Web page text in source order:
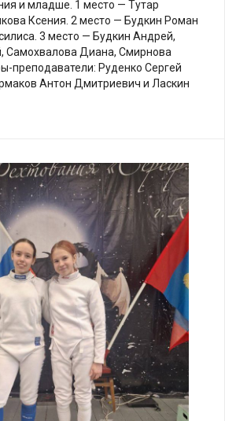
и младше. 1 место — Тутар
Ксения. 2 место — Будкин Роман
3 место — Будкин Андрей,
Самохвалова Диана, Смирнова
преподаватели: Руденко Сергей
Антон Дмитриевич и Ласкин